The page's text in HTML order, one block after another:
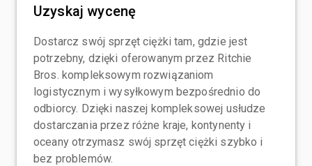
Uzyskaj wycenę
Dostarcz swój sprzęt ciężki tam, gdzie jest
potrzebny, dzięki oferowanym przez Ritchie
Bros. kompleksowym rozwiązaniom
logistycznym i wysyłkowym bezpośrednio do
odbiorcy. Dzięki naszej kompleksowej usłudze
dostarczania przez różne kraje, kontynenty i
oceany otrzymasz swój sprzęt ciężki szybko i
bez problemów.